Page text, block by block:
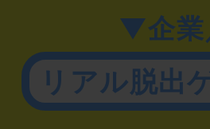
▼企業
リアル脱出